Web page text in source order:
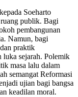
Soeharto
publik. Bagi
pembangunan
Namun, bagi
praktik
luka sejarah. Polemik
masa lalu dalam
semangat Reformasi
ujian bagi bangsa
keadilan moral.